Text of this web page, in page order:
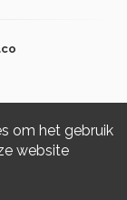
om het gebruik
website